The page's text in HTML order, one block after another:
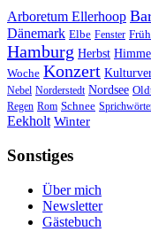
Arboretum Ellerhoop
Dänemark Elbe Fenster
Hamburg Herbst
Woche Konzert
Nebel Norderstedt Nordsee
Regen Rom Schnee
Eekholt Winter
Sonstiges
Über mich
Newsletter
Gästebuch